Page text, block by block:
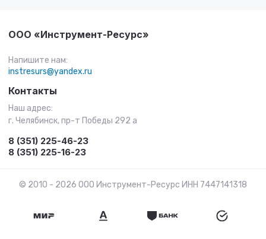
ООО «Инструмент-Ресурс»
Напишите нам:
instresurs@yandex.ru
Контакты
Наш адрес:
г. Челябинск, пр-т Победы 292 а
8 (351) 225-46-23
8 (351) 225-16-23
© 2010 - 2026 ООО Инструмент-Ресурс ИНН 7447141318